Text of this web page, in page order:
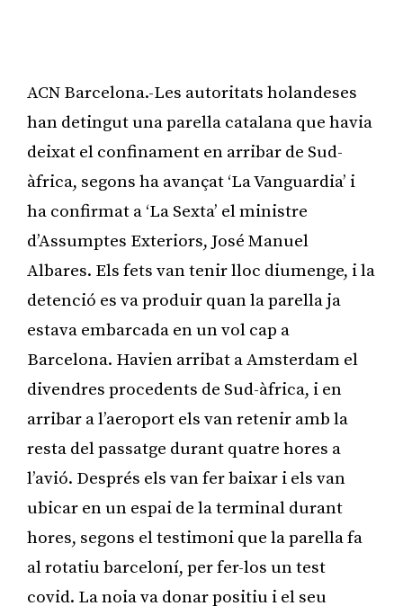
ACN Barcelona.-Les autoritats holandeses
han detingut una parella catalana que havia
deixat el confinament en arribar de Sud-
àfrica, segons ha avançat ‘La Vanguardia’ i
ha confirmat a ‘La Sexta’ el ministre
d’Assumptes Exteriors, José Manuel
Albares. Els fets van tenir lloc diumenge, i la
detenció es va produir quan la parella ja
estava embarcada en un vol cap a
Barcelona. Havien arribat a Amsterdam el
divendres procedents de Sud-àfrica, i en
arribar a l’aeroport els van retenir amb la
resta del passatge durant quatre hores a
l’avió. Després els van fer baixar i els van
ubicar en un espai de la terminal durant
hores, segons el testimoni que la parella fa
al rotatiu barceloní, per fer-los un test
covid. La noia va donar positiu i el seu